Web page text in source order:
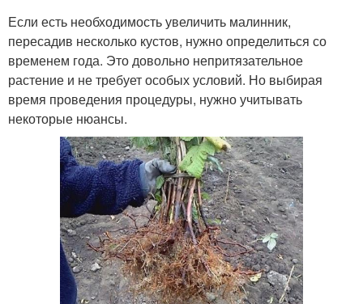
Если есть необходимость увеличить малинник,
пересадив несколько кустов, нужно определиться со
временем года. Это довольно непритязательное
растение и не требует особых условий. Но выбирая
время проведения процедуры, нужно учитывать
некоторые нюансы.